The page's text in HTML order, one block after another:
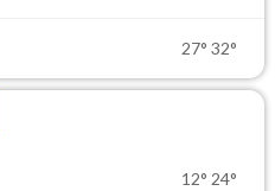
27° 32°
12° 24°